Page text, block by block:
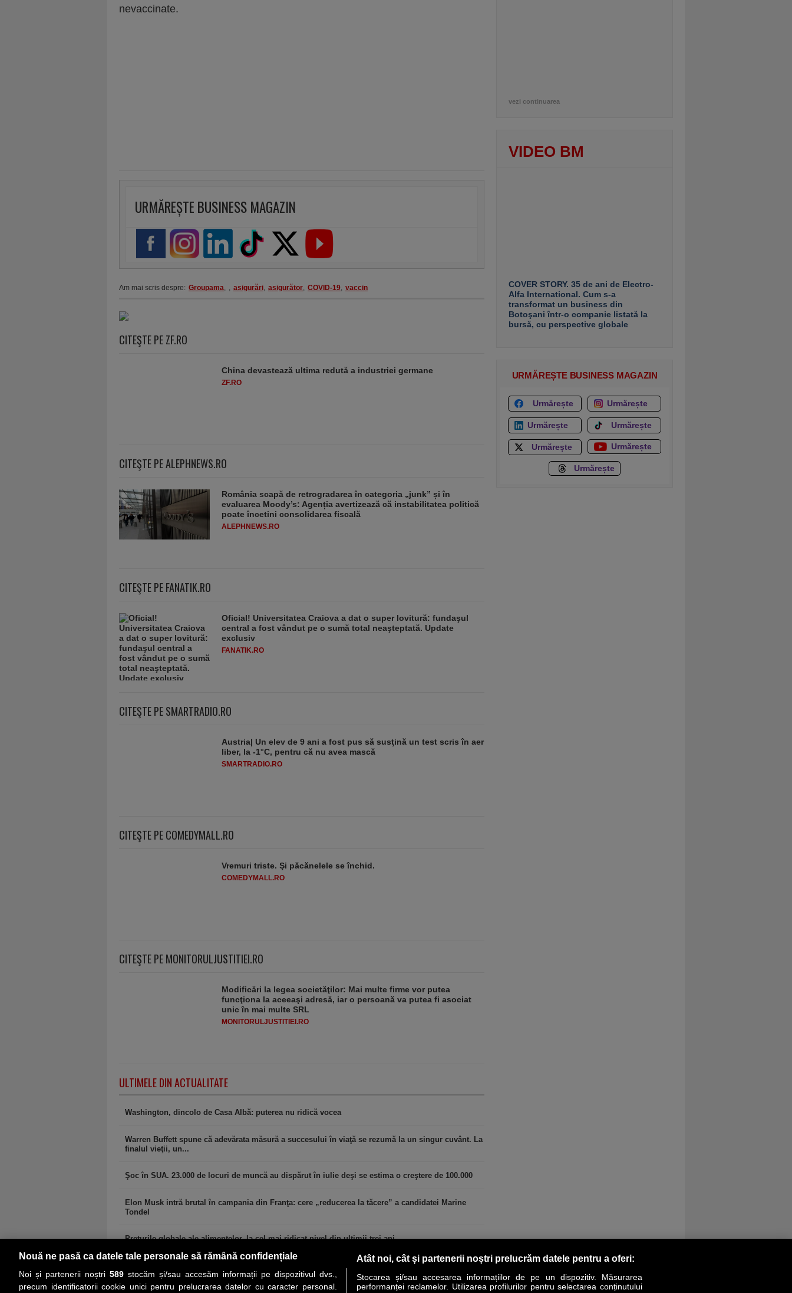
nevaccinate.
URMĂREȘTE BUSINESS MAGAZIN
Am mai scris despre: Groupama, , asigurări, asigurător, COVID-19, vaccin
CITEŞTE PE ZF.RO
China devastează ultima redută a industriei germane
ZF.RO
CITEŞTE PE ALEPHNEWS.RO
România scapă de retrogradarea în categoria „junk” și în
evaluarea Moody’s: Agenția avertizează că instabilitatea politică
poate încetini consolidarea fiscală
ALEPHNEWS.RO
CITEŞTE PE FANATIK.RO
Oficial! Universitatea Craiova a dat o super lovitură: fundaşul
central a fost vândut pe o sumă total neaşteptată. Update
exclusiv
FANATIK.RO
CITEŞTE PE SMARTRADIO.RO
Austria| Un elev de 9 ani a fost pus să susţină un test scris în aer
liber, la -1°C, pentru că nu avea mască
SMARTRADIO.RO
CITEŞTE PE COMEDYMALL.RO
Vremuri triste. Şi păcănelele se închid.
COMEDYMALL.RO
CITEŞTE PE MONITORULJUSTITIEI.RO
Modificări la legea societăţilor: Mai multe firme vor putea
funcţiona la aceeaşi adresă, iar o persoană va putea fi asociat
unic în mai multe SRL
MONITORULJUSTITIEI.RO
ULTIMELE DIN ACTUALITATE
Washington, dincolo de Casa Albă: puterea nu ridică vocea
Warren Buffett spune că adevărata măsură a succesului în viaţă se rezumă la un singur cuvânt. La
finalul vieţii, un...
Şoc în SUA. 23.000 de locuri de muncă au dispărut în iulie deşi se estima o creştere de 100.000
Elon Musk intră brutal în campania din Franţa: cere „reducerea la tăcere” a candidatei Marine
Tondel
Preţurile globale ale alimentelor, la cel mai ridicat nivel din ultimii trei ani
vezi continuarea
VIDEO BM
COVER STORY. 35 de ani de Electro-
Alfa International. Cum s-a
transformat un business din
Botoşani într-o companie listată la
bursă, cu perspective globale
URMĂREȘTE BUSINESS MAGAZIN
Urmărește Urmărește
Urmărește Urmărește
Urmărește Urmărește
Urmărește
Nouă ne pasă ca datele tale personale să rămână confidențiale
Noi și partenerii noștri 589stocăm și/sau accesăm informații pe dispozitivul dvs.,
precum identificatorii cookie unici pentru prelucrarea datelor cu caracter personal.
Atât noi, cât și partenerii noștri prelucrăm datele pentru a oferi:
Stocarea și/sau accesarea informațiilor de pe un dispozitiv. Măsurarea
performanței reclamelor. Utilizarea profilurilor pentru selectarea conținutului